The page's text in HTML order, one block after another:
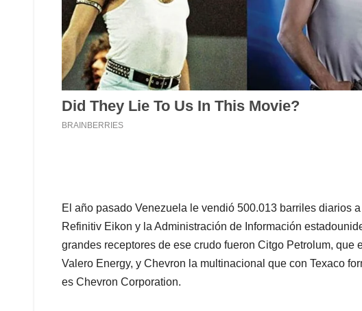
El año pasado Venezuela le vendió 500.013 barriles diarios
Refinitiv Eikon y la Administración de Información
grandes receptores de ese crudo fueron Citgo Petrolum, que
Valero Energy, y Chevron la multinacional que con Texaco
es Chevron Corporation.